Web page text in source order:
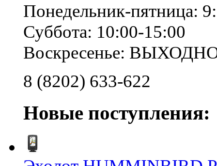
Понедельник-пятница:
Суббота: 10:00-15:00
Воскресенье:
8 (8202) 633-622
Новые поступления: